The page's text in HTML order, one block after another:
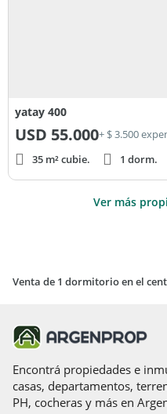
yatay 400
USD 55.000+ $ 3.500
35 m² cubie.
1 dorm.
Ver más
Venta de 1 dormitorio en el
Encontrá propiedades e
casas, departamentos,
PH, cocheras y más en